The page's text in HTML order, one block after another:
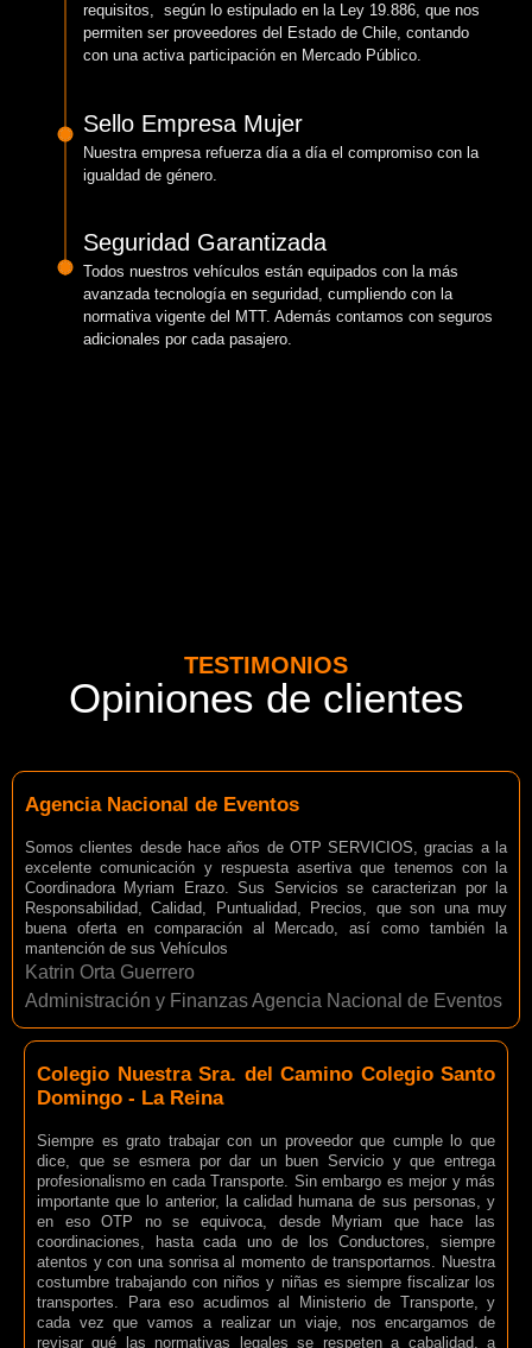
requisitos, según lo estipulado en la Ley 19.886, que nos
permiten ser proveedores del Estado de Chile, contando
con una activa participación en Mercado Público.
Sello Empresa Mujer
Nuestra empresa refuerza día a día el compromiso con la
igualdad de género.
Seguridad Garantizada
Todos nuestros vehículos están equipados con la más
avanzada tecnología en seguridad, cumpliendo con la
normativa vigente del MTT. Además contamos con seguros
adicionales por cada pasajero.
TESTIMONIOS
Opiniones de clientes
Agencia Nacional de Eventos
Somos clientes desde hace años de OTP SERVICIOS, gracias a la
excelente comunicación y respuesta asertiva que tenemos con la
Coordinadora Myriam Erazo. Sus Servicios se caracterizan por la
Responsabilidad, Calidad, Puntualidad, Precios, que son una muy
buena oferta en comparación al Mercado, así como también la
mantención de sus Vehículos
Katrin Orta Guerrero
Administración y Finanzas Agencia Nacional de Eventos
Colegio Nuestra Sra. del Camino Colegio Santo
Domingo - La Reina
Siempre es grato trabajar con un proveedor que cumple lo que
dice, que se esmera por dar un buen Servicio y que entrega
profesionalismo en cada Transporte. Sin embargo es mejor y más
importante que lo anterior, la calidad humana de sus personas, y
en eso OTP no se equivoca, desde Myriam que hace las
coordinaciones, hasta cada uno de los Conductores, siempre
atentos y con una sonrisa al momento de transportarnos. Nuestra
costumbre trabajando con niños y niñas es siempre fiscalizar los
transportes. Para eso acudimos al Ministerio de Transporte, y
cada vez que vamos a realizar un viaje, nos encargamos de
revisar qué las normativas legales se respeten a cabalidad, a